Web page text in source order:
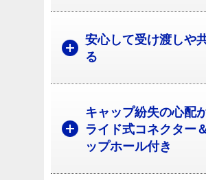
安心して受け渡しや
る
キャップ紛失の心配
ライド式コネクター
ップホール付き